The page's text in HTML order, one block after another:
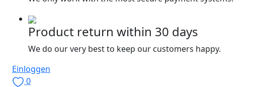
Product return within 30 days
We do our very best to keep our customers happy.
Einloggen
0